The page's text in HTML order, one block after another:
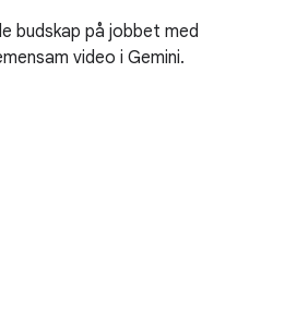
budskap på jobbet med
video i Gemini.